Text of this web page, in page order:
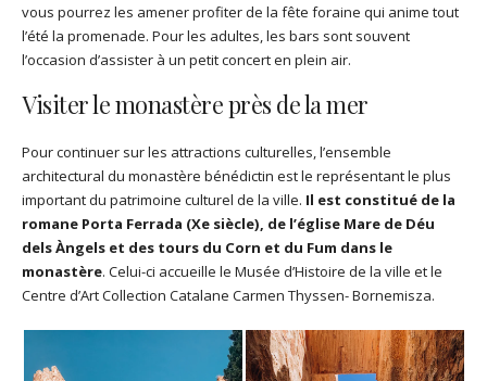
vous pourrez les amener profiter de la fête foraine qui anime tout
l’été la promenade. Pour les adultes, les bars sont souvent
l’occasion d’assister à un petit concert en plein air.
Visiter le monastère près de la mer
Pour continuer sur les attractions culturelles, l’ensemble
architectural du monastère bénédictin est le représentant le plus
important du patrimoine culturel de la ville. Il est constitué de la
romane Porta Ferrada (Xe siècle), de l’église Mare de Déu
dels Àngels et des tours du Corn et du Fum dans le
monastère. Celui-ci accueille le Musée d’Histoire de la ville et le
Centre d’Art Collection Catalane Carmen Thyssen- Bornemisza.